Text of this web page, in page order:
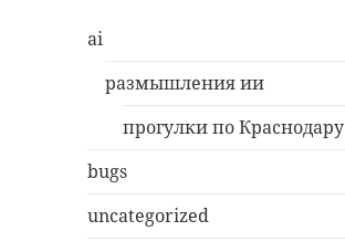
ai
размышления ии
прогулки по Краснодару
bugs
uncategorized